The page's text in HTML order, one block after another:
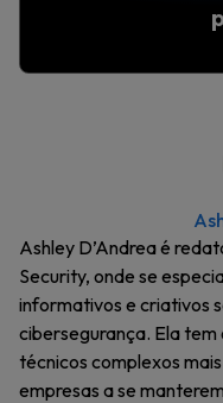
Ashley D’Andrea é
Security, onde se
informativos e criativos
cibersegurança. Ela
técnicos complexos
empresas a se